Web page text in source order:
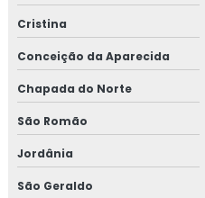
Cristina
Conceição da Aparecida
Chapada do Norte
São Romão
Jordânia
São Geraldo